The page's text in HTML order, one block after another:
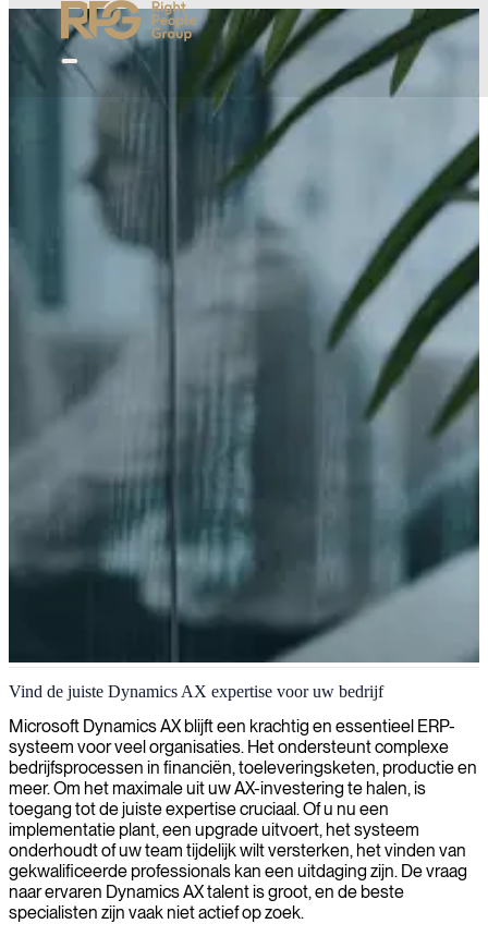
Dynamics AX 2012 ontwikkeling
Wij leveren gespecialiseerde expertise in Dynamics AX 2012-
ontwikkeling, waarmee wij u helpen de systeemefficiëntie te
maximaliseren en bedrijfsprocessen te stroomlijnen voor duurzame
bedrijfsgroei.
Vind de juiste Dynamics AX expertise voor uw bedrijf
Microsoft Dynamics AX blijft een krachtig en essentieel ERP-
systeem voor veel organisaties. Het ondersteunt complexe
bedrijfsprocessen in financiën, toeleveringsketen, productie en
meer. Om het maximale uit uw AX-investering te halen, is
toegang tot de juiste expertise cruciaal. Of u nu een
implementatie plant, een upgrade uitvoert, het systeem
onderhoudt of uw team tijdelijk wilt versterken, het vinden van
gekwalificeerde professionals kan een uitdaging zijn. De vraag
naar ervaren Dynamics AX talent is groot, en de beste
specialisten zijn vaak niet actief op zoek.